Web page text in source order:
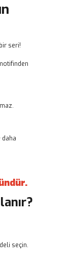
seri!
seçin.